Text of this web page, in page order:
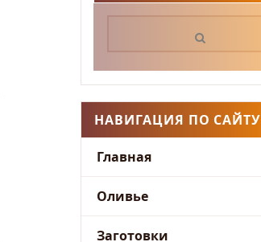
НАВИГАЦИЯ ПО САЙТУ
Главная
Оливье
Заготовки